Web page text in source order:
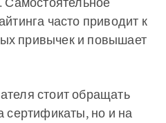
часто приводит к
привычек и повышает
стоит обращать
сертификаты, но и на